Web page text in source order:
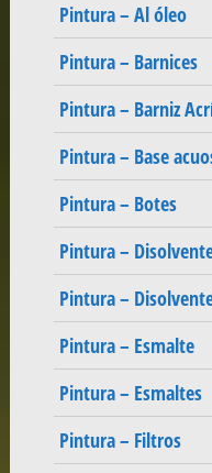
Pintura – Al óleo
Pintura – Barnices
Pintura – Barniz
Pintura – Base
Pintura – Botes
Pintura –
Pintura –
Pintura – Esmalte
Pintura – Esmaltes
Pintura – Filtros